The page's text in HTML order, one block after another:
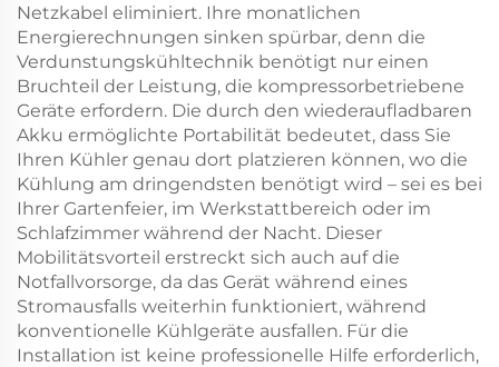
Netzkabel eliminiert. Ihre monatlichen
Energierechnungen sinken spürbar, denn die
Verdunstungskühltechnik benötigt nur einen
Bruchteil der Leistung, die kompressorbetriebene
Geräte erfordern. Die durch den wiederaufladbaren
Akku ermöglichte Portabilität bedeutet, dass Sie
Ihren Kühler genau dort platzieren können, wo die
Kühlung am dringendsten benötigt wird – sei es bei
Ihrer Gartenfeier, im Werkstattbereich oder im
Schlafzimmer während der Nacht. Dieser
Mobilitätsvorteil erstreckt sich auch auf die
Notfallvorsorge, da das Gerät während eines
Stromausfalls weiterhin funktioniert, während
konventionelle Kühlgeräte ausfallen. Für die
Installation ist keine professionelle Hilfe erforderlich,